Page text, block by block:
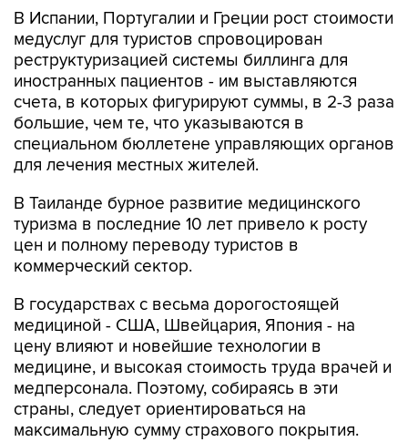
В Испании, Португалии и Греции рост стоимости
медуслуг для туристов спровоцирован
реструктуризацией системы биллинга для
иностранных пациентов - им выставляются
счета, в которых фигурируют суммы, в 2-3 раза
большие, чем те, что указываются в
специальном бюллетене управляющих органов
для лечения местных жителей.
В Таиланде бурное развитие медицинского
туризма в последние 10 лет привело к росту
цен и полному переводу туристов в
коммерческий сектор.
В государствах с весьма дорогостоящей
медициной - США, Швейцария, Япония - на
цену влияют и новейшие технологии в
медицине, и высокая стоимость труда врачей и
медперсонала. Поэтому, собираясь в эти
страны, следует ориентироваться на
максимальную сумму страхового покрытия.